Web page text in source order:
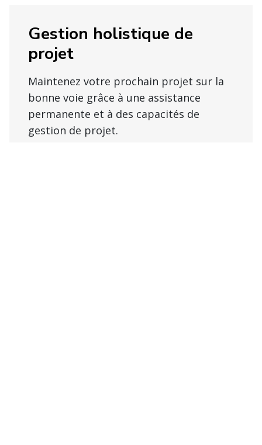
Gestion holistique de
projet
Maintenez votre prochain projet sur la
bonne voie grâce à une assistance
permanente et à des capacités de
gestion de projet.